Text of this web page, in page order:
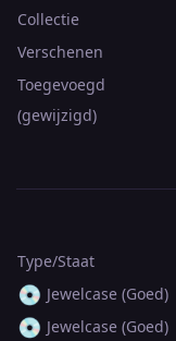
Collectie
Verschenen
Toegevoegd
(gewijzigd)
Type/Staat
💿 Jewelcase (Goed)
💿 Jewelcase (Goed)